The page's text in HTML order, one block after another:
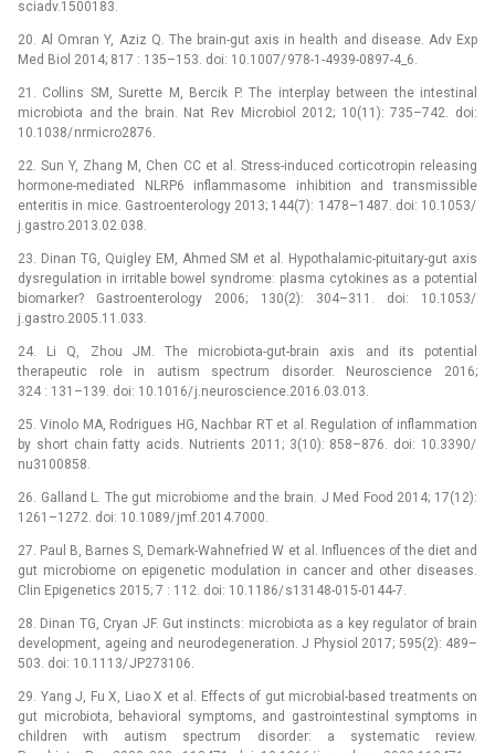
sciadv.1500183.
20. Al Omran Y, Aziz Q. The brain-gut axis in health and disease. Adv Exp
Med Biol 2014; 817 : 135–153. doi: 10.1007/ 978-1-4939-0897-4_6.
21. Collins SM, Surette M, Bercik P. The interplay between the intestinal
microbio­ta and the brain. Nat Rev Microbio­l 2012; 10(11): 735–742. doi:
10.1038/ nrmicro2876.
22. Sun Y, Zhang M, Chen CC et al. Stress-induced corticotropin releasing
hormone-mediated NLRP6 inflammasome inhibition and transmissible
enteritis in mice. Gastroenterology 2013; 144(7): 1478–1487. doi: 10.1053/
j.gastro.2013.02.038.
23. Dinan TG, Quigley EM, Ahmed SM et al. Hypothalamic-pituitary-gut axis
dysregulation in irritable bowel syndrome: plasma cytokines as a potential
bio­marker? Gastroenterology 2006; 130(2): 304–311. doi: 10.1053/
j.gastro.2005.11.033.
24. Li Q, Zhou JM. The microbio­ta-gut-brain axis and its potential
therapeutic role in autism spectrum disorder. Neuroscience 2016;
324 : 131–139. doi: 10.1016/ j.neuroscience.2016.03.013.
25. Vinolo MA, Rodrigues HG, Nachbar RT et al. Regulation of inflammation
by short chain fatty acids. Nutrients 2011; 3(10): 858–876. doi: 10.3390/
nu3100858.
26. Galland L. The gut microbio­me and the brain. J Med Food 2014; 17(12):
1261–1272. doi: 10.1089/ jmf.2014.7000.
27. Paul B, Barnes S, Demark-Wahnefried W et al. Influences of the diet and
gut microbio­me on epigenetic modulation in cancer and other diseases.
Clin Epigenetics 2015; 7 : 112. doi: 10.1186/ s13148-015-0144-7.
28. Dinan TG, Cryan JF. Gut instincts: microbio­ta as a key regulator of brain
development, ageing and neurodegeneration. J Physiol 2017; 595(2): 489–
503. doi: 10.1113/ JP273106.
29. Yang J, Fu X, Liao X et al. Effects of gut microbial-based treatments on
gut microbio­ta, behavioral symptoms, and gastrointestinal symptoms in
children with autism spectrum disorder: a systematic review.